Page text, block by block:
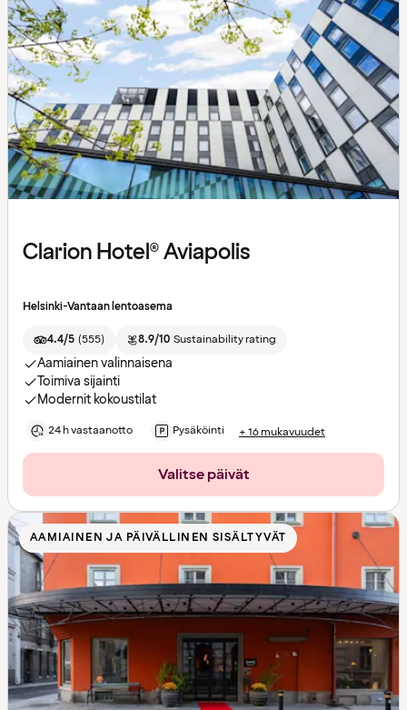
Clarion Hotel® Aviapolis
Helsinki-Vantaan lentoasema
4.4/5 (555) 8.9/10 Sustainability rating
Aamiainen valinnaisena
Toimiva sijainti
Modernit kokoustilat
24 h vastaanotto Pysäköinti + 16 mukavuudet
Valitse päivät
AAMIAINEN JA PÄIVÄLLINEN SISÄLTYVÄT